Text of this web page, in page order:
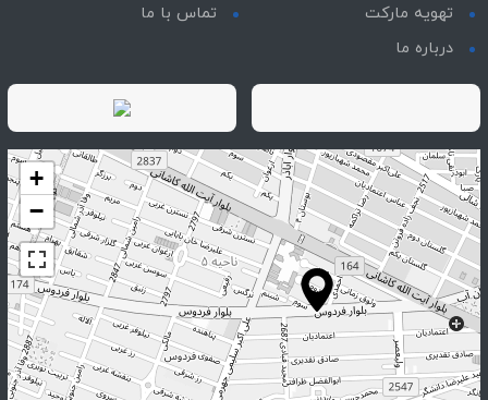
تهویه مارکت
تماس با ما
درباره ما
+
−